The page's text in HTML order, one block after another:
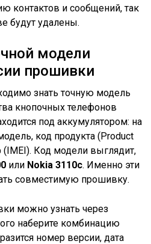
контактов и сообщений, так
будут удалены.
модели
прошивки
знать точную модель
кнопочных телефонов
под аккумулятором: на
код продукта (Product
Код модели выглядит,
или Nokia 3110c. Именно эти
совместимую прошивку.
можно узнать через
наберите комбинацию
номер версии, дата